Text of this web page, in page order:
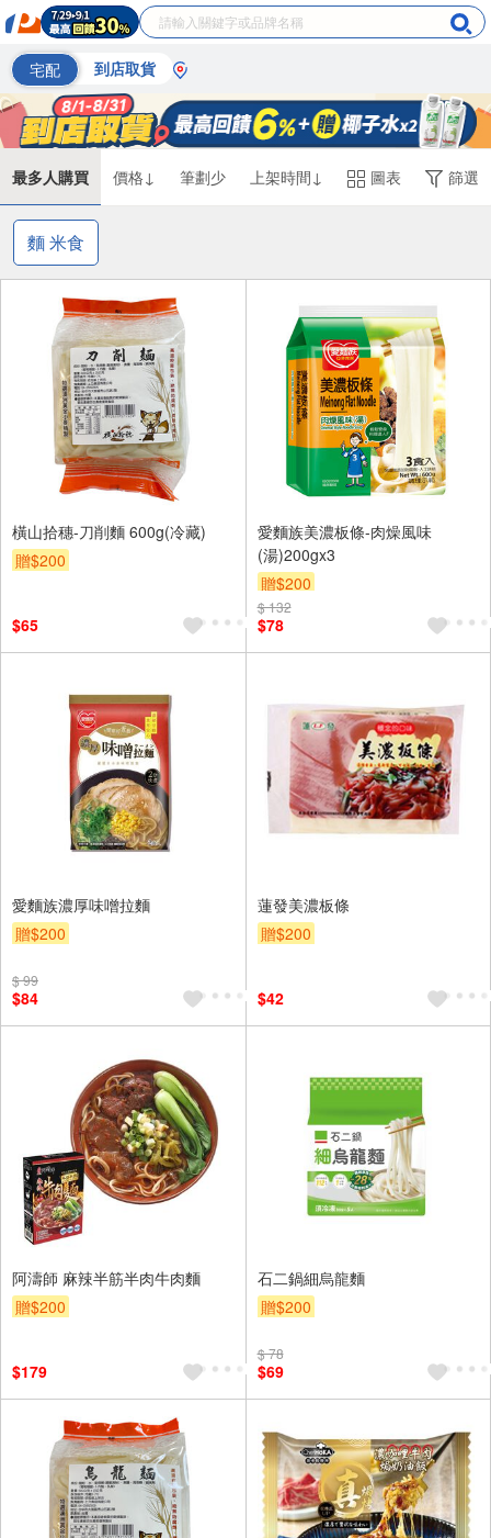
宅配 到店取貨
最多人購買 價格↓ 筆劃少 上架時間↓ 圖表 篩選
麵 米食
橫山拾穗-刀削麵 600g(冷藏)
贈$200
$65
愛麵族美濃板條-肉燥風味
(湯)200gx3
贈$200
$ 132
$78
愛麵族濃厚味噌拉麵
贈$200
$ 99
$84
蓮發美濃板條
贈$200
$42
阿濤師 麻辣半筋半肉牛肉麵
贈$200
$179
石二鍋細烏龍麵
贈$200
$ 78
$69